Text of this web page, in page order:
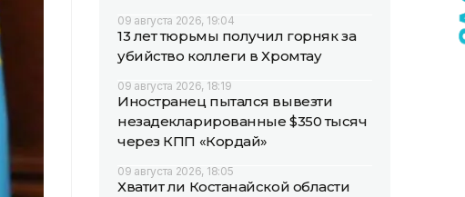
09 августа 2026, 19:04
13 лет тюрьмы получил горняк за
убийство коллеги в Хромтау
09 августа 2026, 18:19
Иностранец пытался вывезти
незадекларированные $350 тысяч
через КПП «Кордай»
09 августа 2026, 18:05
Хватит ли Костанайской области